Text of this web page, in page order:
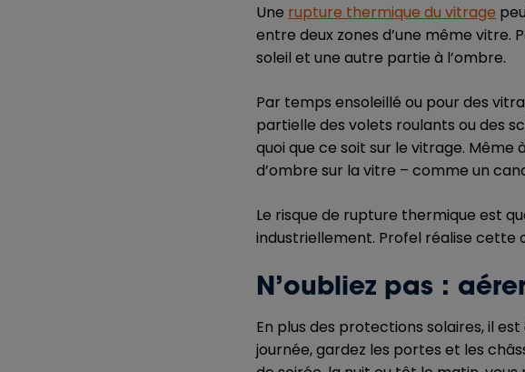
Une rupture thermique du vitrage
entre deux zones d’une même vitre.
soleil et une autre partie à l’ombre.
Par temps ensoleillé ou pour des
partielle des volets roulants ou des
quoi que ce soit sur le vitrage. Même
d’ombre sur la vitre – comme un
Le risque de rupture thermique est
industriellement. Profel réalise cette
N’oubliez pas :
En plus des protections solaires, il
journée, gardez les portes et les